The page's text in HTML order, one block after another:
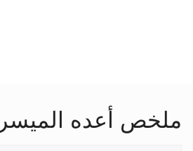
ملخص أعده الميسر